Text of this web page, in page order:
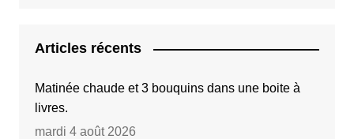
Articles récents
Matinée chaude et 3 bouquins dans une boite à
livres.
mardi 4 août 2026